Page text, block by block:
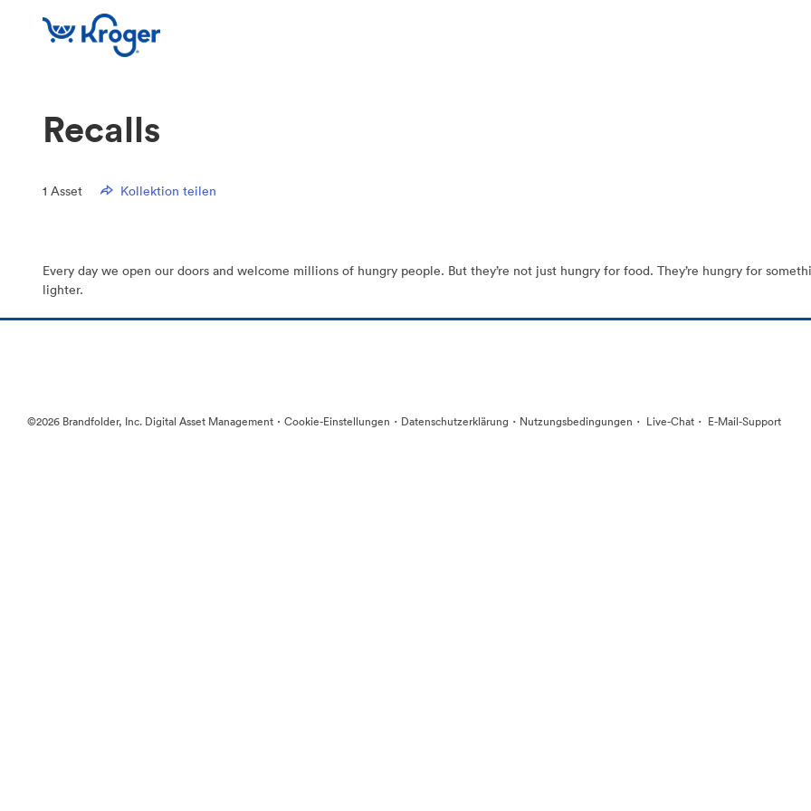
Recalls
1 Asset Kollektion teilen
Every day we open our doors and welcome millions of hungry people. But they’re not just hungry for food. They’re hungry for
lighter.
©2026 Brandfolder, Inc. Digital Asset Management · Cookie-Einstellungen · Datenschutzerklärung · Nutzungsbedingungen · Live-Chat · E-Mail-Support